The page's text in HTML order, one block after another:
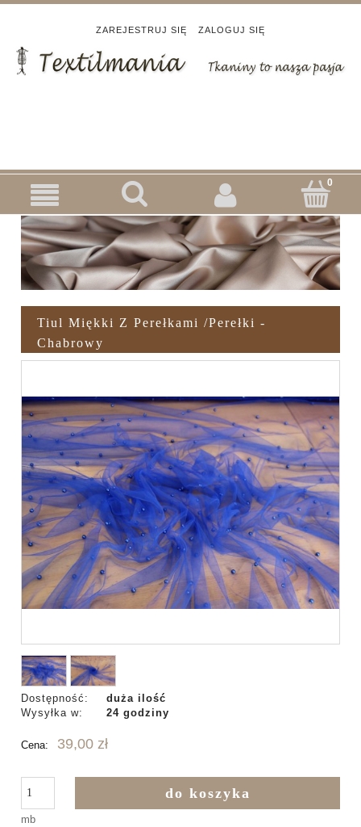
ZAREJESTRUJ SIĘ ZALOGUJ SIĘ
Tiul Miękki Z Perełkami /perełki -
Chabrowy
Dostępność:
duża ilość
Wysyłka w:
24 godziny
Cena: 39,00 zł
mb
do koszyka